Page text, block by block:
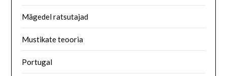
Mägedel ratsutajad
Mustikate teooria
Portugal